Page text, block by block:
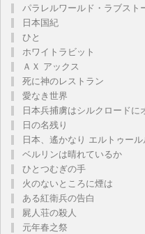
パラレルワールド・ラブスト
日本国紀
ひと
ホワイトラビット
ＡＸ アックス
死に神のレストラン
愛なき世界
日本兵捕虜はシルクロードに
日の名残り
日本、遙かなり エルトゥー
ベルリンは晴れているか
ひとつむぎの手
火のないところに煙は
ある紅衛兵の告白
屍人荘の殺人
元年春之祭